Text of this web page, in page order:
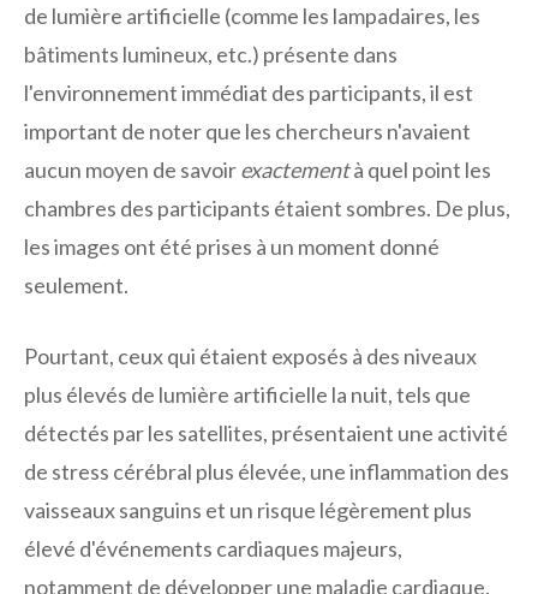
de lumière artificielle (comme les lampadaires, les
bâtiments lumineux, etc.) présente dans
l'environnement immédiat des participants, il est
important de noter que les chercheurs n'avaient
aucun moyen de savoirexactementà quel point les
chambres des participants étaient sombres. De plus,
les images ont été prises à un moment donné
seulement.
Pourtant, ceux qui étaient exposés à des niveaux
plus élevés de lumière artificielle la nuit, tels que
détectés par les satellites, présentaient une activité
de stress cérébral plus élevée, une inflammation des
vaisseaux sanguins et un risque légèrement plus
élevé d'événements cardiaques majeurs,
notamment de développer une maladie cardiaque.